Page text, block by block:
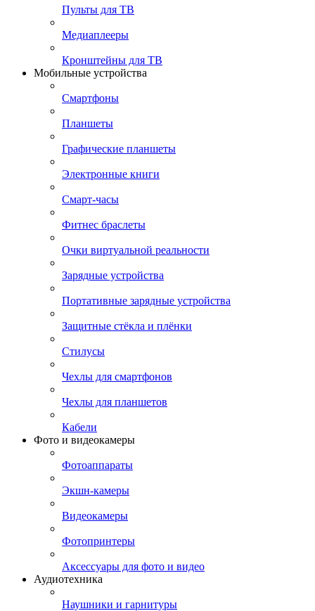
Пульты для ТВ
Медиаплееры
Кронштейны для ТВ
Мобильные устройства
Смартфоны
Планшеты
Графические планшеты
Электронные книги
Смарт-часы
Фитнес браслеты
Очки виртуальной реальности
Зарядные устройства
Портативные зарядные устройства
Защитные стёкла и плёнки
Стилусы
Чехлы для смартфонов
Чехлы для планшетов
Кабели
Фото и видеокамеры
Фотоаппараты
Экшн-камеры
Видеокамеры
Фотопринтеры
Аксессуары для фото и видео
Аудиотехника
Наушники и гарнитуры